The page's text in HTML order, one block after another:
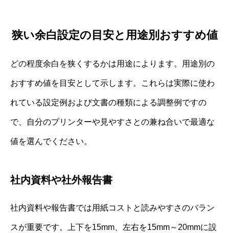
狭い余白設定の目安と用途別おすすめ値
どの程度余白を狭くするかは用途によります。用途別の
おすすめ値を目安として示します。これらは実際に使わ
れている設定例および文書の種類による調整例ですの
で、自分のプリンターや見やすさとの兼ね合いで最適な
値を選んでください。
社内資料や社外報告書
社内資料や報告書では用紙コストと読みやすさのバラン
スが重要です。上下を15mm、左右を15mm～20mmに設